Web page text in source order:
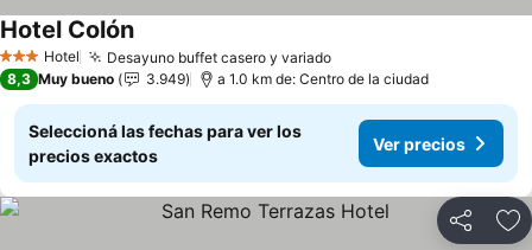
3 Estrellas
Hotel Desayuno buffet casero y variado
Hotel Colón
8,3 Muy bueno 3.949 a 1.0 km de: Centro de la ciudad
Seleccioná las fechas para ver los
precios exactos
Ver precios
Compartir